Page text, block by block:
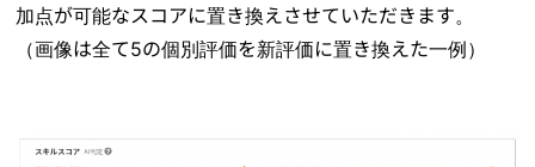
加点が可能なスコアに置き換えさせていただきます。
（画像は全て5の個別評価を新評価に置き換えた一例）